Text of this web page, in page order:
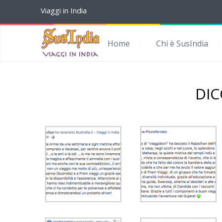
Viaggi in India
Home Chi è SusIndia
Dicono di me |